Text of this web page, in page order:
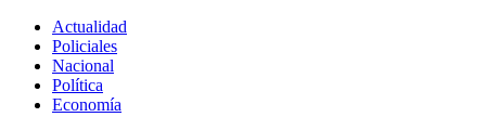
Actualidad
Policiales
Nacional
Política
Economía